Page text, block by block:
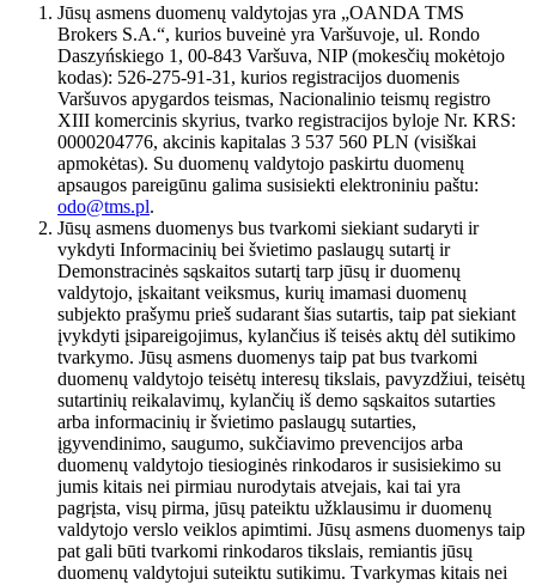
Jūsų asmens duomenų valdytojas yra „OANDA TMS
Brokers S.A.“, kurios buveinė yra Varšuvoje, ul. Rondo
Daszyńskiego 1, 00-843 Varšuva, NIP (mokesčių mokėtojo
kodas): 526-275-91-31, kurios registracijos duomenis
Varšuvos apygardos teismas, Nacionalinio teismų registro
XIII komercinis skyrius, tvarko registracijos byloje Nr. KRS:
0000204776, akcinis kapitalas 3 537 560 PLN (visiškai
apmokėtas). Su duomenų valdytojo paskirtu duomenų
apsaugos pareigūnu galima susisiekti elektroniniu paštu:
odo@tms.pl.
Jūsų asmens duomenys bus tvarkomi siekiant sudaryti ir
vykdyti Informacinių bei švietimo paslaugų sutartį ir
Demonstracinės sąskaitos sutartį tarp jūsų ir duomenų
valdytojo, įskaitant veiksmus, kurių imamasi duomenų
subjekto prašymu prieš sudarant šias sutartis, taip pat siekiant
įvykdyti įsipareigojimus, kylančius iš teisės aktų dėl sutikimo
tvarkymo. Jūsų asmens duomenys taip pat bus tvarkomi
duomenų valdytojo teisėtų interesų tikslais, pavyzdžiui, teisėtų
sutartinių reikalavimų, kylančių iš demo sąskaitos sutarties
arba informacinių ir švietimo paslaugų sutarties,
įgyvendinimo, saugumo, sukčiavimo prevencijos arba
duomenų valdytojo tiesioginės rinkodaros ir susisiekimo su
jumis kitais nei pirmiau nurodytais atvejais, kai tai yra
pagrįsta, visų pirma, jūsų pateiktu užklausimu ir duomenų
valdytojo verslo veiklos apimtimi. Jūsų asmens duomenys taip
pat gali būti tvarkomi rinkodaros tikslais, remiantis jūsų
duomenų valdytojui suteiktu sutikimu. Tvarkymas kitais nei